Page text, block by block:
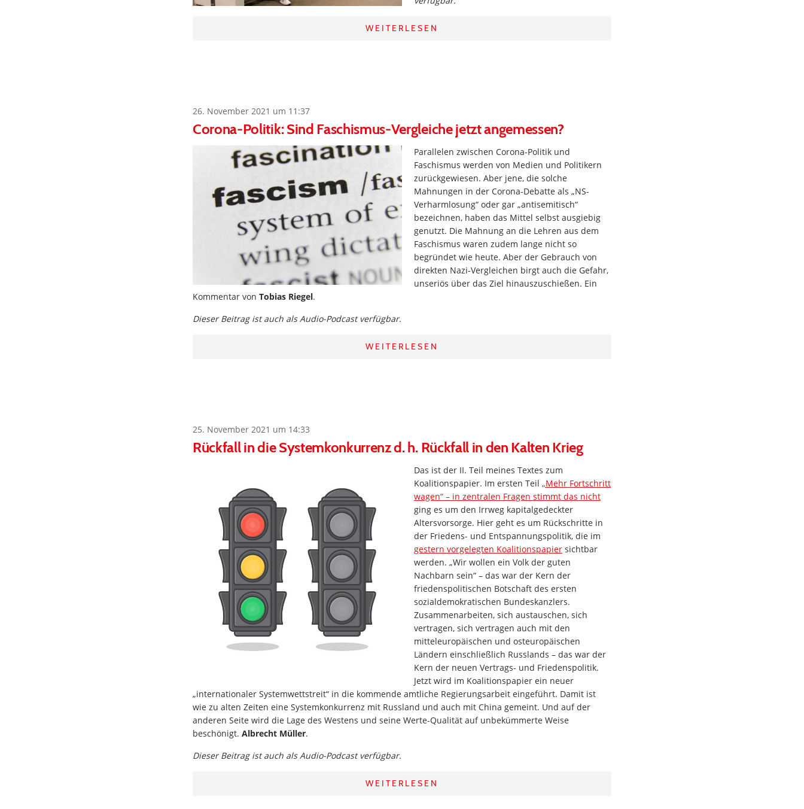
WEITERLESEN
26. November 2021 um 11:37
Corona-Politik: Sind Faschismus-Vergleiche jetzt angemessen?
Parallelen zwischen Corona-Politik und
Faschismus werden von Medien und Politikern
zurückgewiesen. Aber jene, die solche
Mahnungen in der Corona-Debatte als „NS-
Verharmlosung“ oder gar „antisemitisch“
bezeichnen, haben das Mittel selbst ausgiebig
genutzt. Die Mahnung an die Lehren aus dem
Faschismus waren zudem lange nicht so
begründet wie heute. Aber der Gebrauch von
direkten Nazi-Vergleichen birgt auch die Gefahr,
unseriös über das Ziel hinauszuschießen. Ein
Kommentar von Tobias Riegel.
Dieser Beitrag ist auch als Audio-Podcast verfügbar.
WEITERLESEN
25. November 2021 um 14:33
Rückfall in die Systemkonkurrenz d. h. Rückfall in den Kalten Krieg
Das ist der II. Teil meines Textes zum
Koalitionspapier. Im ersten Teil „Mehr Fortschritt
wagen“ – in zentralen Fragen stimmt das nicht
ging es um den Irrweg kapitalgedeckter
Altersvorsorge. Hier geht es um Rückschritte in
der Friedens- und Entspannungspolitik, die im
gestern vorgelegten Koalitionspapier sichtbar
werden. „Wir wollen ein Volk der guten
Nachbarn sein“ – das war der Kern der
friedenspolitischen Botschaft des ersten
sozialdemokratischen Bundeskanzlers.
Zusammenarbeiten, sich austauschen, sich
vertragen, sich vertragen auch mit den
mitteleuropäischen und osteuropäischen
Ländern einschließlich Russlands – das war der
Kern der neuen Vertrags- und Friedenspolitik.
Jetzt wird im Koalitionspapier ein neuer
„internationaler Systemwettstreit“ in die kommende amtliche Regierungsarbeit eingeführt. Damit ist
wie zu alten Zeiten eine Systemkonkurrenz mit Russland und auch mit China gemeint. Und auf der
anderen Seite wird die Lage des Westens und seine Werte-Qualität auf unbekümmerte Weise
beschönigt. Albrecht Müller.
Dieser Beitrag ist auch als Audio-Podcast verfügbar.
WEITERLESEN